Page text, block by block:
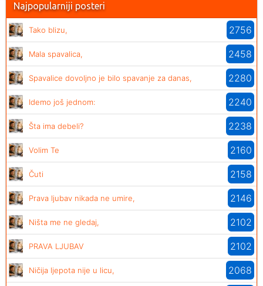
Najpopularniji posteri
Tako blizu, 2756
Mala spavalica, 2458
Spavalice dovoljno je bilo spavanje za danas, 2280
Idemo još jednom: 2240
Šta ima debeli? 2238
Volim Te 2160
Čuti 2158
Prava ljubav nikada ne umire, 2146
Ništa me ne gledaj, 2102
PRAVA LJUBAV 2102
Ničija ljepota nije u licu, 2068